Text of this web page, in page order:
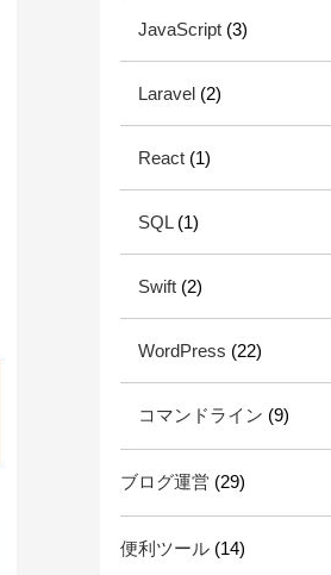
JavaScript (3)
Laravel (2)
React (1)
SQL(1)
Swift (2)
WordPress (22)
コマンドライン (9)
ブログ運営 (29)
便利ツール (14)